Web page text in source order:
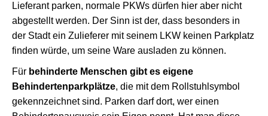
Lieferant parken, normale PKWs dürfen hier aber nicht
abgestellt werden. Der Sinn ist der, dass besonders in
der Stadt ein Zulieferer mit seinem LKW keinen Parkplatz
finden würde, um seine Ware ausladen zu können.
Für behinderte Menschen gibt es eigene
Behindertenparkplätze, die mit dem Rollstuhlsymbol
gekennzeichnet sind. Parken darf dort, wer einen